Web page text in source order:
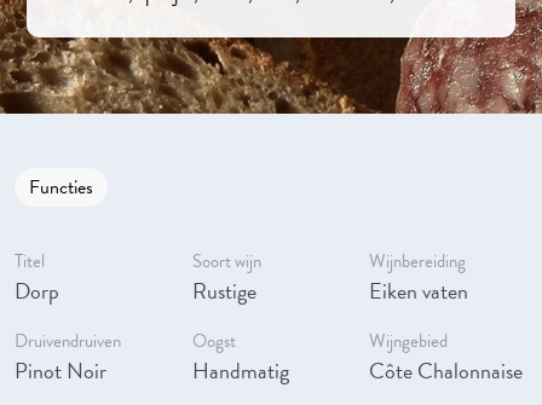
Functies
Titel
Dorp
Soort wijn
Rustige
Wijnbereiding
Eiken vaten
Druivendruiven
Pinot Noir
Oogst
Handmatig
Wijngebied
Côte Chalonnaise